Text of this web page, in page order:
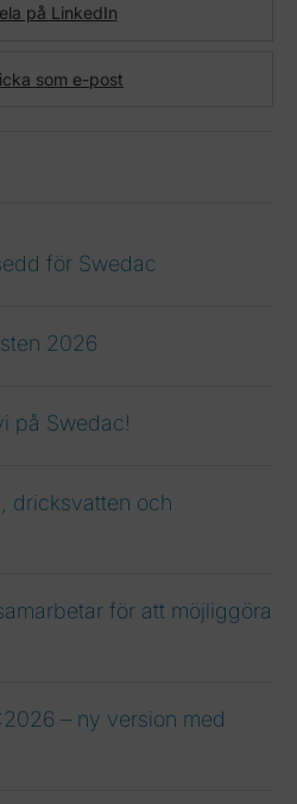
på LinkedIn
som e-post
för Swedac
2026
på Swedac!
dricksvatten och
för att möjliggöra
– ny version med